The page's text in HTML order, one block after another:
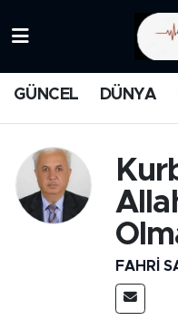
GÜNCEL DÜNYA
FAHRI
MANŞET
MEDYA
İstanbul Namaz
Trafik Durumu
Süper Lig Puan
Tüm Manşetler